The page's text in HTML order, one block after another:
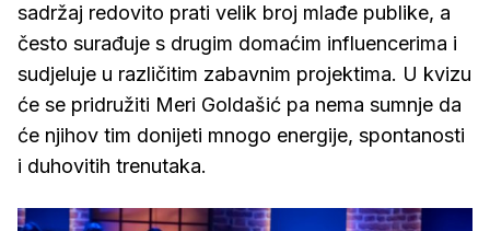
sadržaj redovito prati velik broj mlađe publike, a
često surađuje s drugim domaćim influencerima i
sudjeluje u različitim zabavnim projektima. U kvizu
će se pridružiti Meri Goldašić pa nema sumnje da
će njihov tim donijeti mnogo energije, spontanosti
i duhovitih trenutaka.